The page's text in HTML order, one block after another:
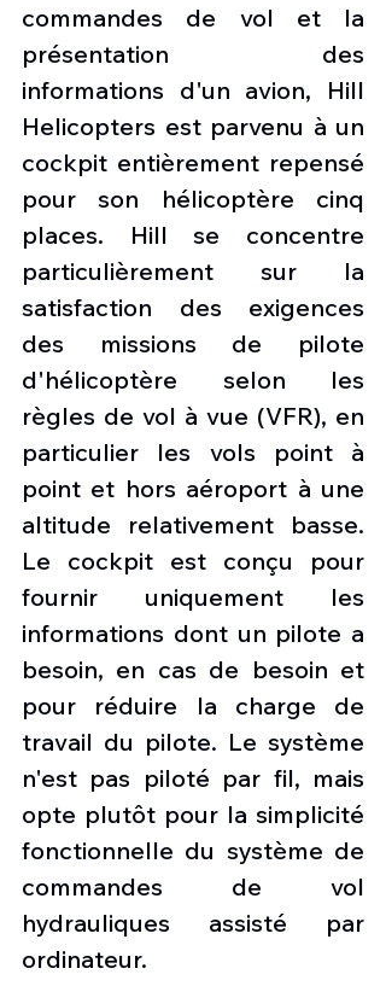
commandes de vol et la
présentation des
informations d'un avion, Hill
Helicopters est parvenu à un
cockpit entièrement repensé
pour son hélicoptère cinq
places. Hill se concentre
particulièrement sur la
satisfaction des exigences
des missions de pilote
d'hélicoptère selon les
règles de vol à vue (VFR), en
particulier les vols point à
point et hors aéroport à une
altitude relativement basse.
Le cockpit est conçu pour
fournir uniquement les
informations dont un pilote a
besoin, en cas de besoin et
pour réduire la charge de
travail du pilote. Le système
n'est pas piloté par fil, mais
opte plutôt pour la simplicité
fonctionnelle du système de
commandes de vol
hydrauliques assisté par
ordinateur.